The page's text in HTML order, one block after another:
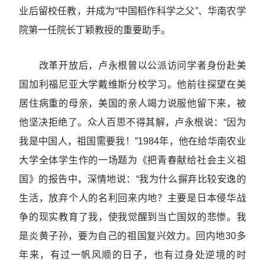
业后留校任教，并成为“中国稻作科学之父”、华南农学
院第一任院长丁颖教授的重要助手。
改革开放后，卢永根曾以公派访问学者身份赴美
国加利福尼亚大学戴维斯分校学习。他前往探望在美
居住病重的母亲，美国的亲人竭力说服他留下来，被
他坚决拒绝了。众人百思不得其解，卢永根说：“因为
我是中国人，祖国需要我！”1984年，他在给华南农业
大学全体学生作的一场题为《把青春献给社会主义祖
国》的报告中，深情地说：“我为什么摒弃比较安逸的
生活，放弃个人的名利回来内地？主要是日本侵华战
争的现实教育了我，使我觉醒到当亡国奴的悲惨。我
是炎黄子孙，要为自己的祖国复兴效力。回内地30多
年来，有过一帆风顺的日子，也有过身处逆境的时